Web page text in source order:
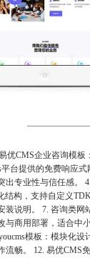
易优CMS企业咨询模
平台提供的免费响应
出专业性与信任感。
结构，支持自定义
装说明。 7. 咨询类网
与商用部署，适合中
模板：模块化
流畅。 12. 易优CMS